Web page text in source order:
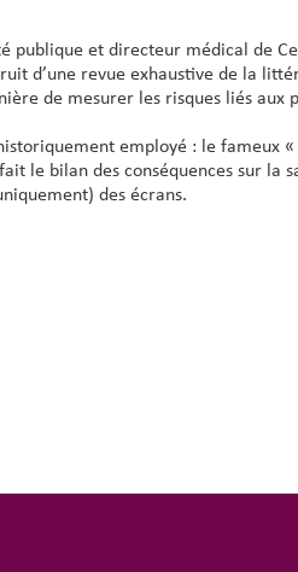
et directeur médical de
d’une revue exhaustive de la
de mesurer les risques liés aux
employé : le fameux «
le bilan des conséquences sur la
des écrans.